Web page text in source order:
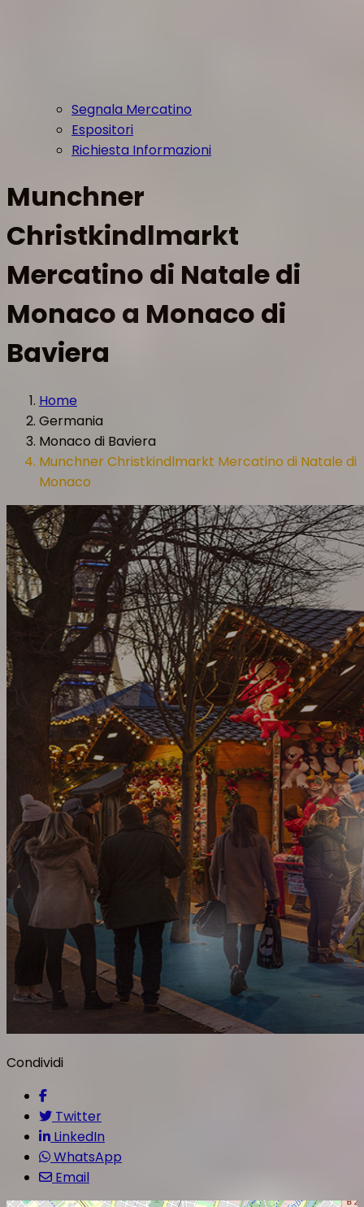
Segnala Mercatino
Espositori
Richiesta Informazioni
Munchner
Christkindlmarkt
Mercatino di Natale di
Monaco a Monaco di
Baviera
Home
Germania
Monaco di Baviera
Munchner Christkindlmarkt Mercatino di Natale di
Monaco
Condividi
Twitter
LinkedIn
WhatsApp
Email